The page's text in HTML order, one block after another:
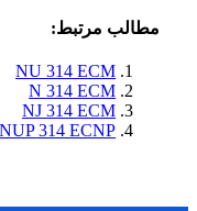
مطالب مرتبط:
NU 314 ECM
N 314 ECM
NJ 314 ECM
NUP 314 ECNP